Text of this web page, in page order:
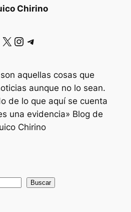
Chirino
X Instagram Telegram
aquellas cosas que
aunque no lo sean.
de lo que aquí se cuenta
una evidencia» Blog de
Chirino
Buscar